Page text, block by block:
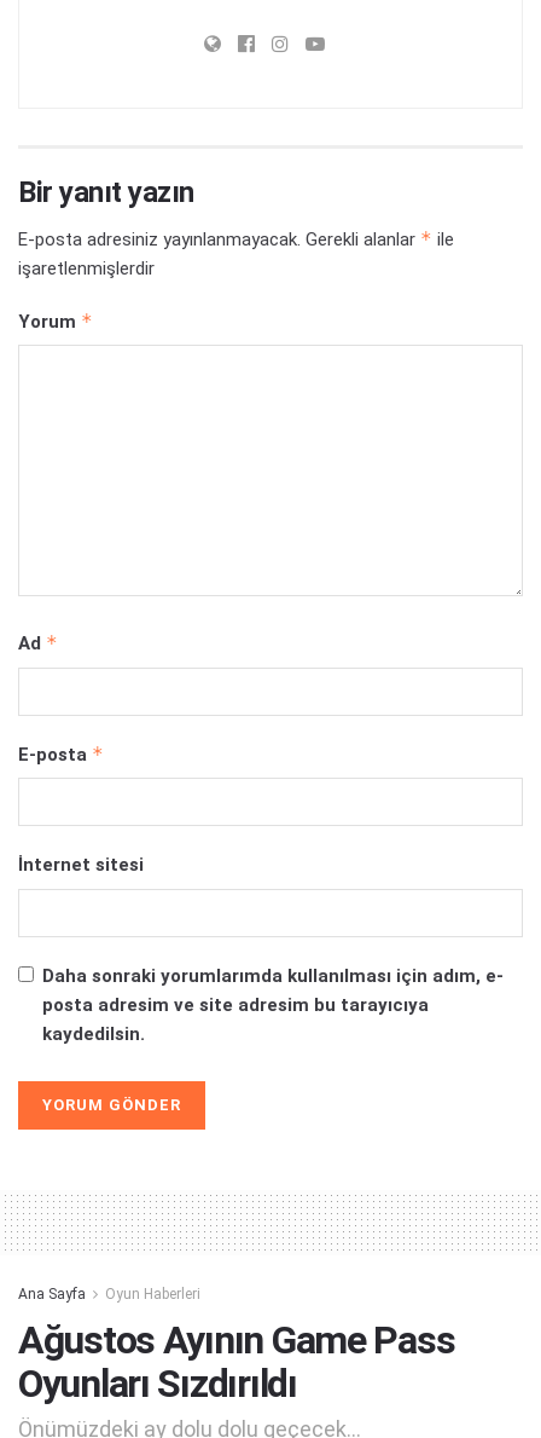
Bir yanıt yazın
E-posta adresiniz yayınlanmayacak. Gerekli alanlar * ile
işaretlenmişlerdir
Yorum *
Ad *
E-posta *
İnternet sitesi
Daha sonraki yorumlarımda kullanılması için adım, e-
posta adresim ve site adresim bu tarayıcıya
kaydedilsin.
Ana Sayfa Oyun Haberleri
Ağustos Ayının Game Pass
Oyunları Sızdırıldı
Önümüzdeki ay dolu dolu geçecek...